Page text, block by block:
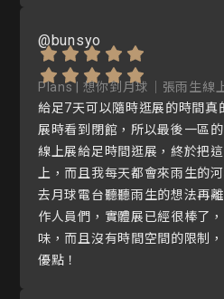
@bunsyo
Plans | 想你到月球｜張雨生線
給足7天可以隨時逛展的時間真
展時看到閉館，所以最後一區
線上展給足時間逛展，終於把
上，而且我每天都會來雨生的
去月球電台聽聽雨生的想法再
作人員們，實體展已經很棒了
味，而且沒有時間空間的限制
優點！